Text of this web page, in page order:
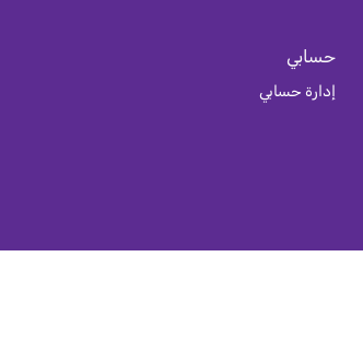
حسابي
إدارة حسابي